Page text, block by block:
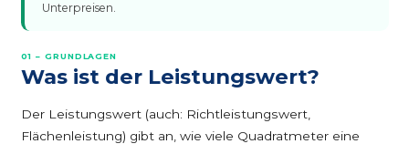
Unterpreisen.
01 – GRUNDLAGEN
Was ist der Leistungswert?
Der Leistungswert (auch: Richtleistungswert,
Flächenleistung) gibt an, wie viele Quadratmeter eine